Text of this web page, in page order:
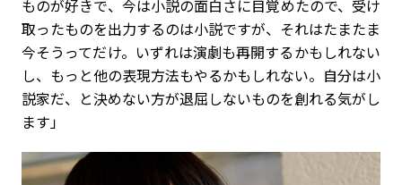
ものが好きで、今は小説の面白さに目覚めたので、受け
取ったものを出力するのは小説ですが、それはたまたま
今そうってだけ。いずれは演劇も再開するかもしれない
し、もっと他の表現方法もやるかもしれない。自分は小
説家だ、と決めない方が退屈しないものを創れる気がし
ます」